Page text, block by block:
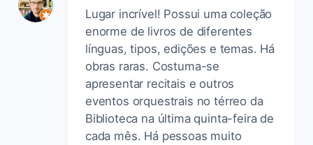
Lugar incrível! Possui uma coleção
enorme de livros de diferentes
línguas, tipos, edições e temas. Há
obras raras. Costuma-se
apresentar recitais e outros
eventos orquestrais no térreo da
Biblioteca na última quinta-feira de
cada mês. Há pessoas muito